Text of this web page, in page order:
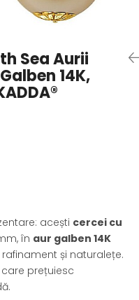
Sea Aurii
14K,
acești cercei cu
în aur galben 14K
și naturalețe.
prețuiesc